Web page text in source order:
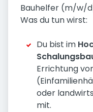
Bauhelfer (m/w/
Was du tun wirst:
Du bist im
Errichtung
oder
mit.